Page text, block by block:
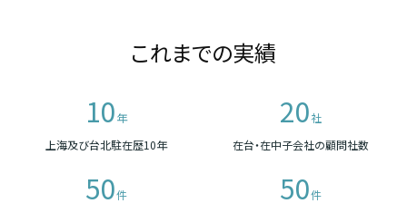
これまでの実績
10年
上海及び台北駐在歴10年
20社
在台・在中子会社の顧問社数
50件
50件